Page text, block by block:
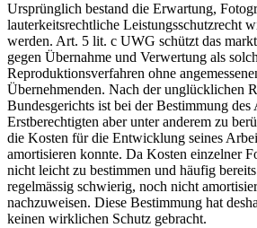
Ursprünglich bestand die Erwartung,
lauterkeitsrechtliche Leistungsschutzrecht
werden. Art. 5 lit. c UWG schützt das
gegen Übernahme und Verwertung als
Reproduktionsverfahren ohne
Übernehmenden. Nach der unglücklichen
Bundesgerichts ist bei der Bestimmung des
Erstberechtigten aber unter anderem zu
die Kosten für die Entwicklung seines
amortisieren konnte. Da Kosten einzelner
nicht leicht zu bestimmen und häufig
regelmässig schwierig, noch nicht
nachzuweisen. Diese Bestimmung hat
keinen wirklichen Schutz gebracht.